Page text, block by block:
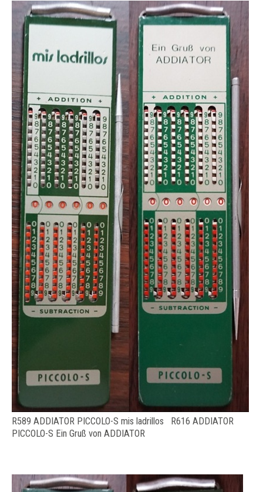
R589 ADDIATOR PICCOLO-S mis ladrillos R616 ADDIATOR
PICCOLO-S Ein Gruß von ADDIATOR